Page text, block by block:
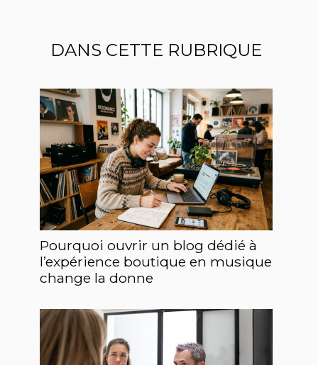
DANS CETTE RUBRIQUE
Pourquoi ouvrir un blog dédié à
l’expérience boutique en musique
change la donne